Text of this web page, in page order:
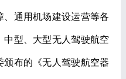
通用机场建设运营等各
型、大型无人驾驶航空
布的《无人驾驶航空器